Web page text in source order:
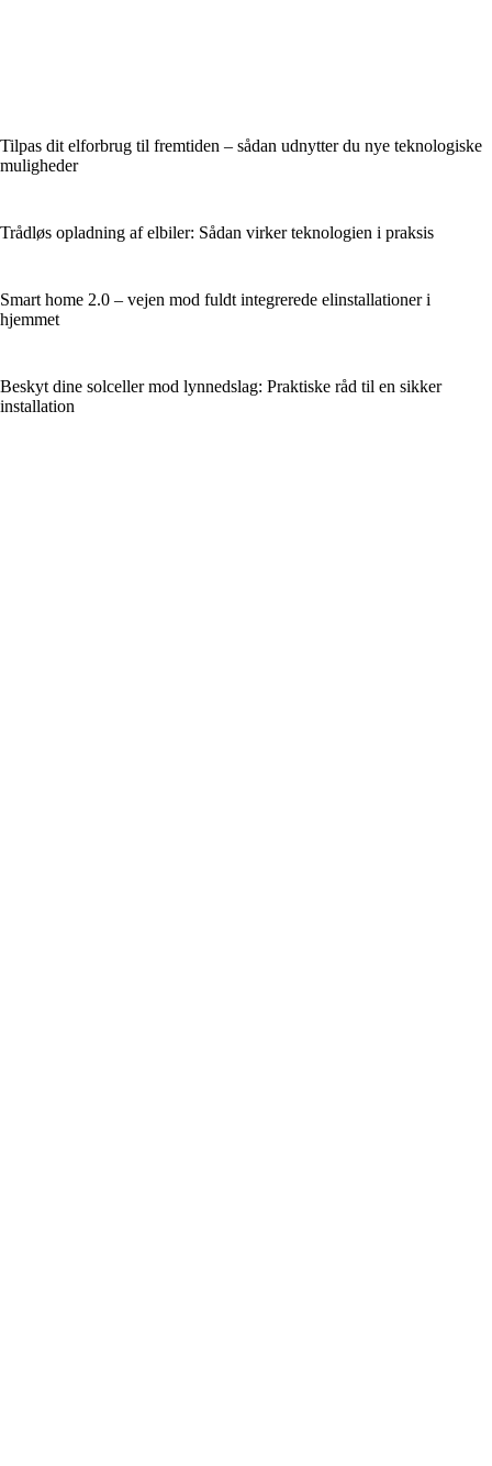
Tilpas dit elforbrug til fremtiden – sådan udnytter du nye teknologiske
muligheder
Trådløs opladning af elbiler: Sådan virker teknologien i praksis
Smart home 2.0 – vejen mod fuldt integrerede elinstallationer i
hjemmet
Beskyt dine solceller mod lynnedslag: Praktiske råd til en sikker
installation